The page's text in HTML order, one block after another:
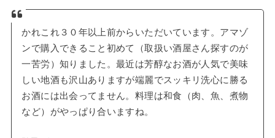
かれこれ３０年以上前からいただいています。アマゾ
ンで購入できること初めて（取扱い酒屋さん探すのが
一苦労）知りました。最近は芳醇なお酒が人気で美味
しい地酒も沢山ありますが端麗でスッキリ洗心に勝る
お酒には出会ってません。料理は和食（肉、魚、煮物
など）がやっぱり合いますね。